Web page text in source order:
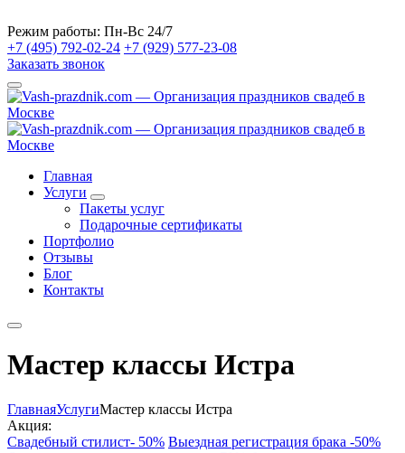
Режим работы: Пн-Вс 24/7
+7 (495) 792-02-24 +7 (929) 577-23-08
Заказать звонок
Главная
Услуги
Пакеты услуг
Подарочные сертификаты
Портфолио
Отзывы
Блог
Контакты
Мастер классы Истра
ГлавнаяУслугиМастер классы Истра
Акция:
Свадебный стилист- 50% Выездная регистрация брака -50%